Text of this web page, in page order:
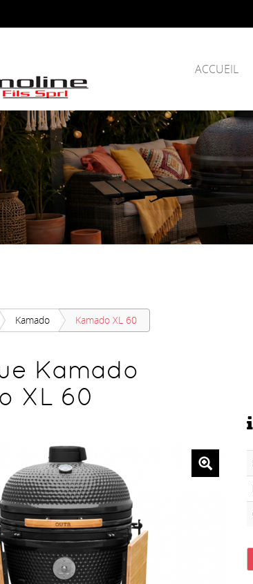
ACCUEIL
Kamado Kamado XL 60
Kamado
XL 60